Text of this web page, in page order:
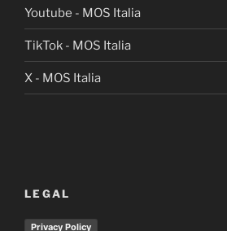
Youtube - MOS Italia
TikTok - MOS Italia
X - MOS Italia
LEGAL
Privacy Policy